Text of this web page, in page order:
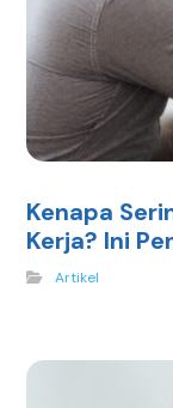
Kenapa
Kerja? Ini
Artikel